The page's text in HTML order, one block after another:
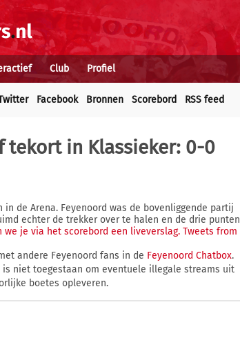
Club Profiel
Facebook Bronnen Scorebord RSS feed
tekort in Klassieker: 0-0
de Arena. Feyenoord was de bovenliggende partij
echter de trekker over te halen en de drie punten
we je via het scorebord een liveverslag. Tweets from
andere Feyenoord fans in de Feyenoord Chatbox.
niet toegestaan om eventuele illegale streams uit
boetes opleveren.